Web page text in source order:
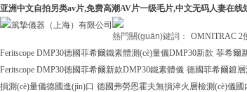
亚洲中文自拍另类av片,免费高潮AV片一级毛片,中文无码人妻在
熱門關(guān)鍵詞： OMNITRAC 2
Feritscope DMP30德國菲希爾鐵素體測(cè)量儀DMP30新款 菲希爾
Feritscope DMP30德國菲希爾新款DMP30鐵素體儀 德國菲希爾鍍
損測(cè)量儀德國進(jìn)口 德國弗勞恩霍夫無損淬火層檢測(cè)儀國